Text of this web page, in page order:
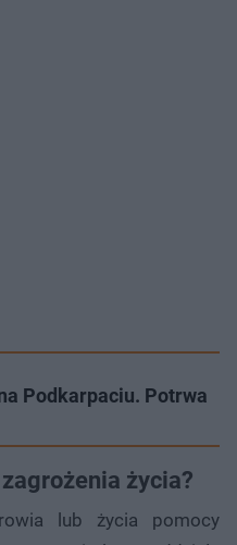
Podkarpaciu. Potrwa
życia?
lub życia pomocy